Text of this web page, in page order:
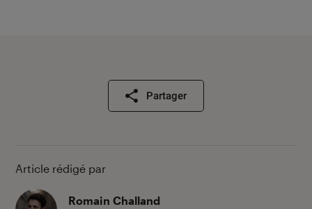
Partager
Article rédigé par
Romain Challand